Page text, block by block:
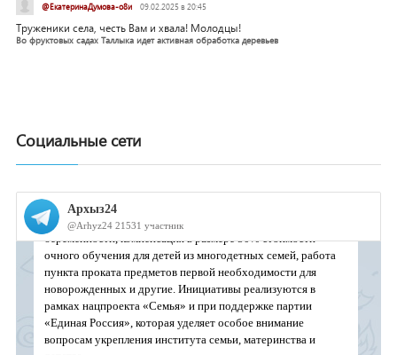
@ЕкатеринаДумова-о8и 09.02.2025 в 20:45
Труженики села, честь Вам и хвала! Молодцы!
Во фруктовых садах Таллыка идет активная обработка деревьев
Социальные сети